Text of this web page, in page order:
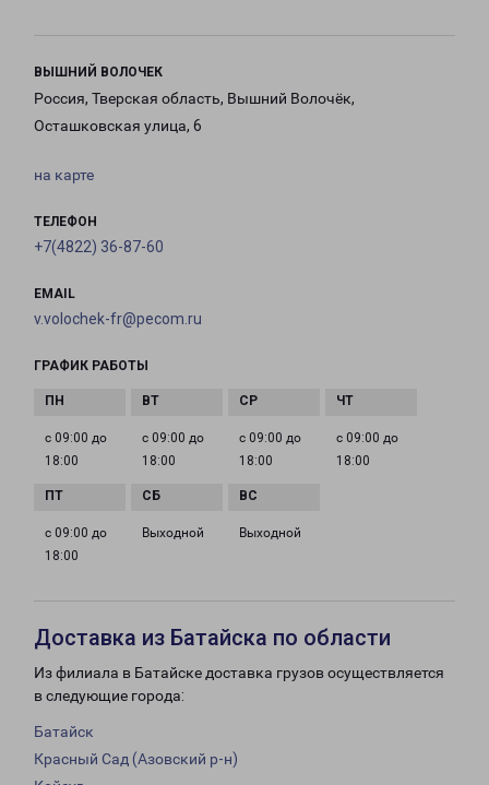
ВЫШНИЙ ВОЛОЧЕК
Россия, Тверская область, Вышний Волочёк,
Осташковская улица, 6
на карте
ТЕЛЕФОН
+7(4822) 36-87-60
EMAIL
v.volochek-fr@pecom.ru
ГРАФИК РАБОТЫ
с 09:00 до
18:00
с 09:00 до
18:00
с 09:00 до
18:00
с 09:00 до
18:00
с 09:00 до
18:00
Выходной Выходной
Доставка из Батайска по области
Из филиала в Батайске доставка грузов осуществляется
в следующие города:
Батайск
Красный Сад (Азовский р-н)